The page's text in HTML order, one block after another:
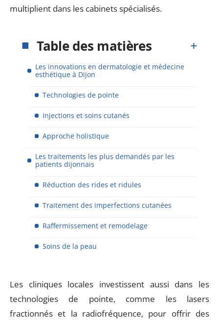
multiplient dans les cabinets spécialisés.
Table des matières
Les innovations en dermatologie et médecine
esthétique à Dijon
Technologies de pointe
Injections et soins cutanés
Approche holistique
Les traitements les plus demandés par les
patients dijonnais
Réduction des rides et ridules
Traitement des imperfections cutanées
Raffermissement et remodelage
Soins de la peau
Les cliniques locales investissent aussi dans les
technologies de pointe, comme les lasers
fractionnés et la radiofréquence, pour offrir des